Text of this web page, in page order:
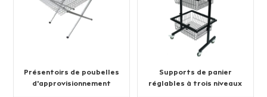
Présentoirs de poubelles
d'approvisionnement
Supports de panier
réglables à trois niveaux